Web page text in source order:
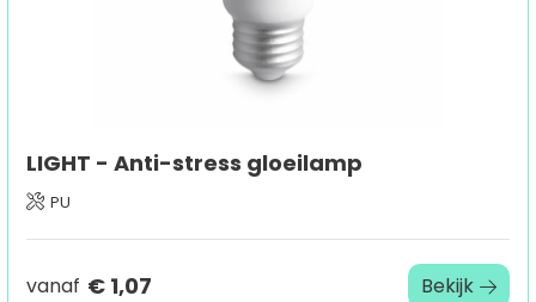
LIGHT - Anti-stress gloeilamp
PU
vanaf € 1,07 Bekijk